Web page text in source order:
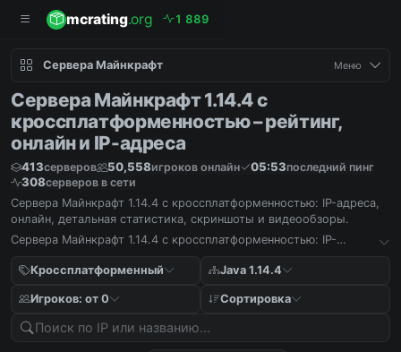
mcrating.org 1 889
Сервера Майнкрафт Меню
Сервера Майнкрафт 1.14.4 с
кроссплатформенностью – рейтинг,
онлайн и IP-адреса
413серверов 50,558игроков онлайн 05:53последний пинг
308серверов в сети
Сервера Майнкрафт 1.14.4 с кроссплатформенностью: IP-адреса,
онлайн, детальная статистика, скриншоты и видеообзоры.
Сервера Майнкрафт 1.14.4 с кроссплатформенностью: IP-
видеообзоры.
Кроссплатформенный Java 1.14.4
Игроков: от 0 Сортировка